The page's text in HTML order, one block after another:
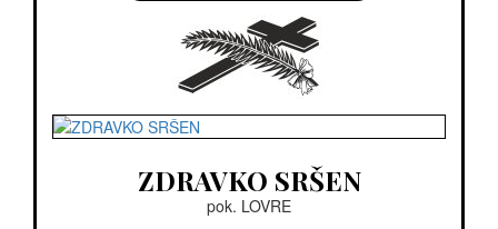
ZDRAVKO SRŠEN
pok. LOVRE